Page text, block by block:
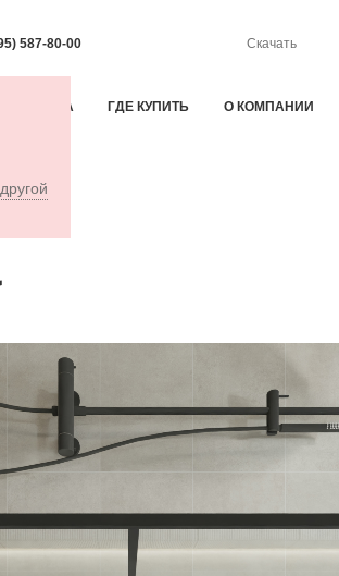
587-80-00 Скачать
ГДЕ КУПИТЬ О КОМПАНИИ